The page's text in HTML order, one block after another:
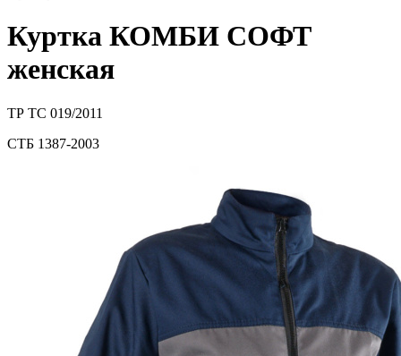
Куртка КОМБИ СОФТ
женская
ТР ТС 019/2011
СТБ 1387-2003